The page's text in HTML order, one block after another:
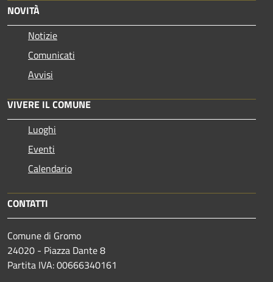
NOVITÀ
Notizie
Comunicati
Avvisi
VIVERE IL COMUNE
Luoghi
Eventi
Calendario
CONTATTI
Comune di Gromo
24020 - Piazza Dante 8
Partita IVA: 00666340161